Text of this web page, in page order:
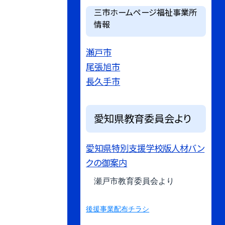
三市ホームページ福祉事業所
情報
瀬戸市
尾張旭市
長久手市
愛知県教育委員会より
愛知県特別支援学校版人材バン
クの御案内
瀬戸市教育委員会より
後援事業配布チラシ